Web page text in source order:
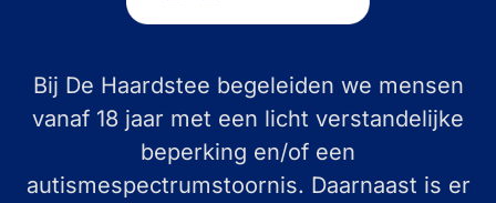
Bij De Haardstee begeleiden we mensen
vanaf 18 jaar met een licht verstandelijke
beperking en/of een
autismespectrumstoornis. Daarnaast is er